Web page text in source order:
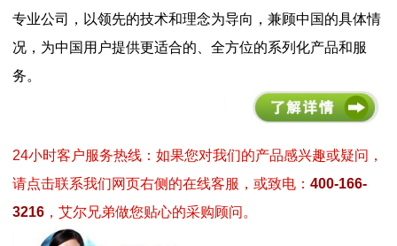
专业公司，以领先的技术和理念为导向，兼顾中国的具体情
况，为中国用户提供更适合的、全方位的系列化产品和服
务。
24小时客户服务热线：如果您对我们的产品感兴趣或疑问，
请点击联系我们网页右侧的在线客服，或致电： 400-166-
3216 ，艾尔兄弟做您贴心的采购顾问。